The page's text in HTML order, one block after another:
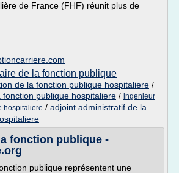
de France (FHF) réunit plus de
de la fonction publique
de la fonction publique hospitaliere /
publique hospitaliere / ingenieur
hospitaliere / adjoint administratif de la
fonction publique -
publique représentent une